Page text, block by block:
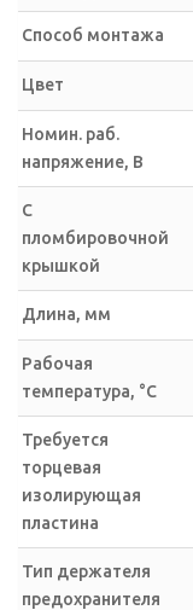
Способ монтажа
Цвет
Номин. раб.
напряжение, В
С
пломбировочной
крышкой
Длина, мм
Рабочая
температура, °C
Требуется
торцевая
изолирующая
пластина
Тип держателя
предохранителя